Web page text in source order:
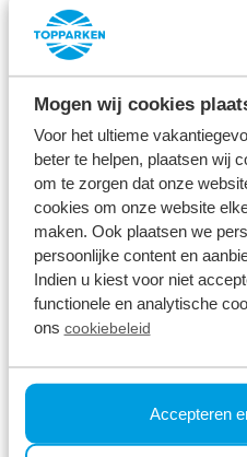
Mogen wij cookies
Voor het ultieme
beter te helpen, plaatsen wij
om te zorgen dat onze
cookies om onze website
maken. Ook plaatsen we
persoonlijke content en
Indien u kiest voor niet
functionele en analytische
ons cookiebeleid
Accepteren
Bedrijfsnaam
Website
Waar worden onze